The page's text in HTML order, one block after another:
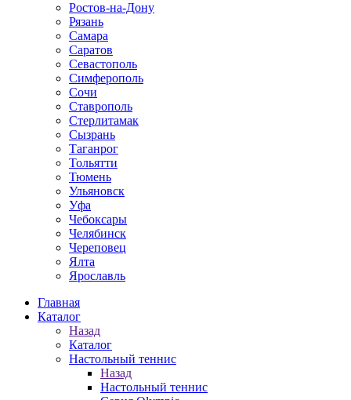
Ростов-на-Дону
Рязань
Самара
Саратов
Севастополь
Симферополь
Сочи
Ставрополь
Стерлитамак
Сызрань
Таганрог
Тольятти
Тюмень
Ульяновск
Уфа
Чебоксары
Челябинск
Череповец
Ялта
Ярославль
Главная
Каталог
Назад
Каталог
Настольный теннис
Назад
Настольный теннис